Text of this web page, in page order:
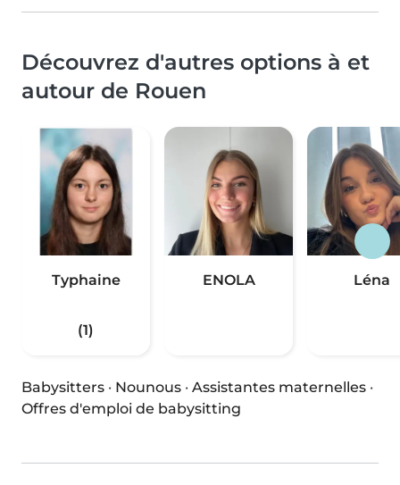
Découvrez d'autres options à et
autour de Rouen
Typhaine
(1)
ENOLA Léna
Babysitters · Nounous · Assistantes maternelles ·
Offres d'emploi de babysitting